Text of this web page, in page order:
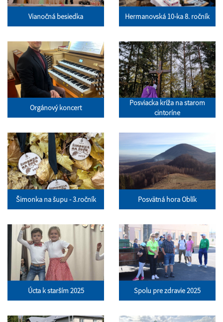
Vianočná besiedka Hermanovská 10-ka 8. ročník
Orgánový koncert
Posviacka kríža na starom
cintoríne
Šimonka na šupu - 3.ročník Posvätná hora Oblík
Úcta k starším 2025 Spolu pre zdravie 2025